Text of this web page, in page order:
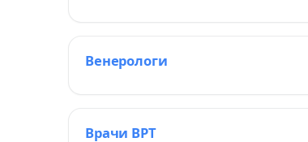
Венерологи
Врачи ВРТ